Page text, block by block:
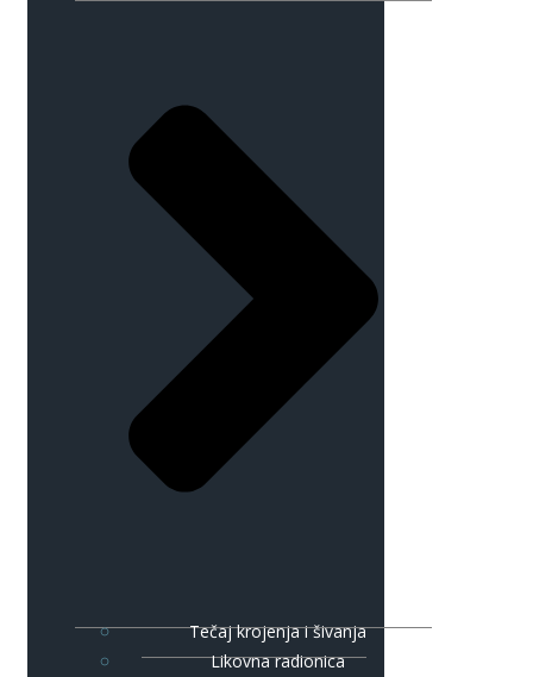
Tečaj krojenja i šivanja
Likovna radionica